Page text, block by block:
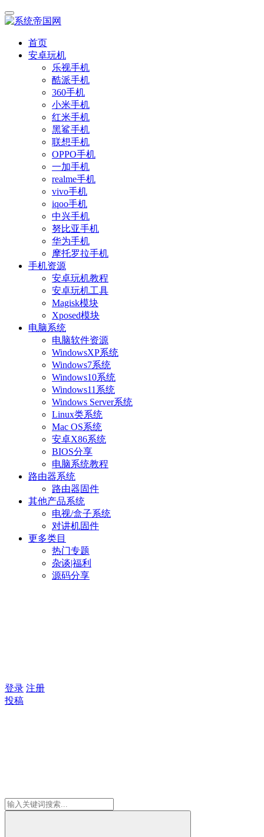
首页
安卓玩机
乐视手机
酷派手机
360手机
小米手机
红米手机
黑鲨手机
联想手机
OPPO手机
一加手机
realme手机
vivo手机
iqoo手机
中兴手机
努比亚手机
华为手机
摩托罗拉手机
手机资源
安卓玩机教程
安卓玩机工具
Magisk模块
Xposed模块
电脑系统
电脑软件资源
WindowsXP系统
Windows7系统
Windows10系统
Windows11系统
Windows Server系统
Linux类系统
Mac OS系统
安卓X86系统
BIOS分享
电脑系统教程
路由器系统
路由器固件
其他产品系统
电视/盒子系统
对讲机固件
更多类目
热门专题
杂谈|福利
源码分享
登录 注册
投稿